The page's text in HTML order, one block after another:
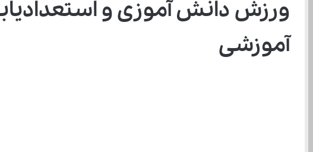
ورزش دانش ‌آموزی و
آموزشی